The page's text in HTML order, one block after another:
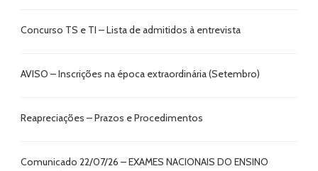
Concurso TS e TI – Lista de admitidos à entrevista
AVISO – Inscrições na época extraordinária (Setembro)
Reapreciações – Prazos e Procedimentos
Comunicado 22/07/26 – EXAMES NACIONAIS DO ENSINO